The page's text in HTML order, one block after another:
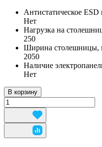
Антистатическое ESD
Нет
Нагрузка на
250
Ширина столешницы,
2050
Наличие
Нет
В корзину